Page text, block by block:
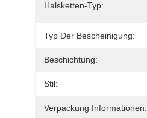
Halsketten-Typ:
Typ Der Bescheinigung:
Beschichtung:
Stil:
Verpackung Informationen: